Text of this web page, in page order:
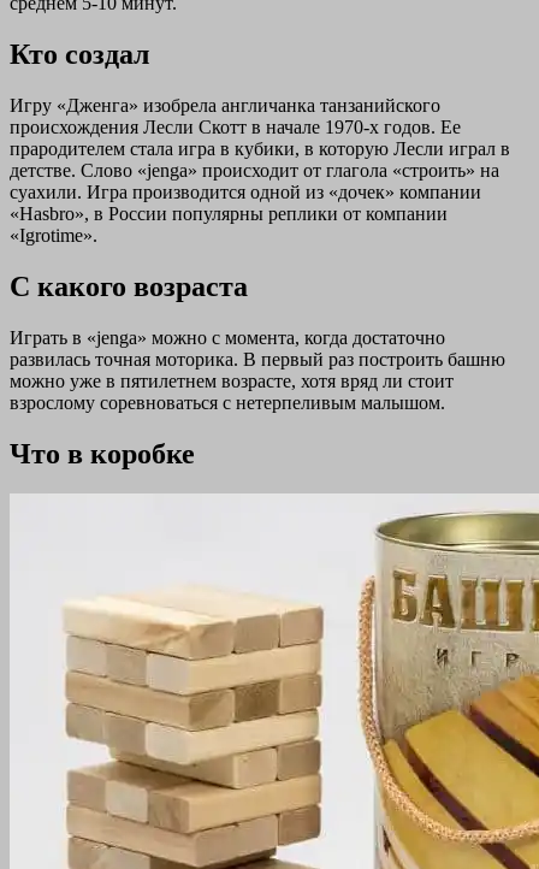
Кто создал
Игру «Дженга» изобрела англичанка танзанийского
происхождения Лесли Скотт в начале 1970-х годов. Ее
прародителем стала игра в кубики, в которую Лесли играл в
детстве. Слово «jenga» происходит от глагола «строить» на
суахили. Игра производится одной из «дочек» компании
«Hasbro», в России популярны реплики от компании
«Igrotime».
С какого возраста
Играть в «jenga» можно с момента, когда достаточно
развилась точная моторика. В первый раз построить башню
можно уже в пятилетнем возрасте, хотя вряд ли стоит
взрослому соревноваться с нетерпеливым малышом.
Что в коробке